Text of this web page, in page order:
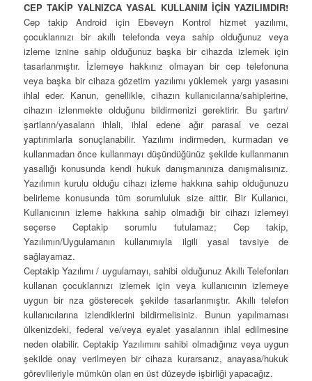
CEP TAKİP YALNIZCA YASAL KULLANIM İÇİN YAZILIMDIR!
Cep takip Android için Ebeveyn Kontrol hizmet yazılımı,
çocuklarınızı bir akıllı telefonda veya sahip olduğunuz veya
izleme iznine sahip olduğunuz başka bir cihazda izlemek için
tasarlanmıştır. İzlemeye hakkınız olmayan bir cep telefonuna
veya başka bir cihaza gözetim yazılımı yüklemek yargı yasasını
ihlal eder. Kanun, genellikle, cihazın kullanıcılarına/sahiplerine,
cihazın izlenmekte olduğunu bildirmenizi gerektirir. Bu şartın/
şartların/yasaların ihlali, ihlal edene ağır parasal ve cezai
yaptırımlarla sonuçlanabilir. Yazılımı indirmeden, kurmadan ve
kullanmadan önce kullanmayı düşündüğünüz şekilde kullanmanın
yasallığı konusunda kendi hukuk danışmanınıza danışmalısınız.
Yazılımın kurulu olduğu cihazı izleme hakkına sahip olduğunuzu
belirleme konusunda tüm sorumluluk size aittir. Bir Kullanıcı,
Kullanıcının izleme hakkına sahip olmadığı bir cihazı izlemeyi
seçerse Ceptakip sorumlu tutulamaz; Cep takip,
Yazılımın/Uygulamanın kullanımıyla ilgili yasal tavsiye de
sağlayamaz.
Ceptakip Yazılımı / uygulamayı, sahibi olduğunuz Akıllı Telefonları
kullanan çocuklarınızı izlemek için veya kullanıcının izlemeye
uygun bir rıza gösterecek şekilde tasarlanmıştır. Akıllı telefon
kullanıcılarına izlendiklerini bildirmelisiniz. Bunun yapılmaması
ülkenizdeki, federal ve/veya eyalet yasalarının ihlal edilmesine
neden olabilir. Ceptakip Yazılımını sahibi olmadığınız veya uygun
şekilde onay verilmeyen bir cihaza kurarsanız, anayasa/hukuk
görevlileriyle mümkün olan en üst düzeyde işbirliği yapacağız.